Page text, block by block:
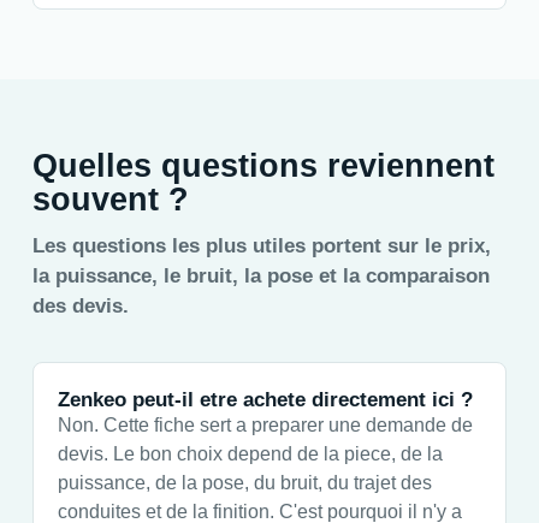
Quelles questions reviennent
souvent ?
Les questions les plus utiles portent sur le prix,
la puissance, le bruit, la pose et la comparaison
des devis.
Zenkeo peut-il etre achete directement ici ?
Non. Cette fiche sert a preparer une demande de
devis. Le bon choix depend de la piece, de la
puissance, de la pose, du bruit, du trajet des
conduites et de la finition. C'est pourquoi il n'y a